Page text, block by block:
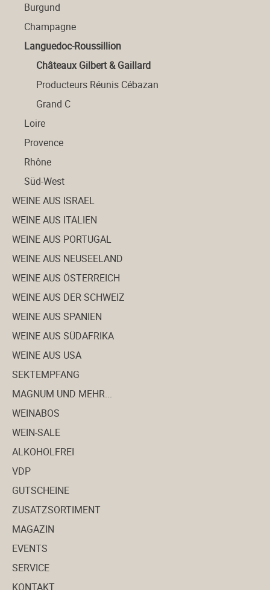
Burgund
Champagne
Languedoc-Roussillion
Châteaux Gilbert & Gaillard
Producteurs Réunis Cébazan
Grand C
Loire
Provence
Rhône
Süd-West
WEINE AUS ISRAEL
WEINE AUS ITALIEN
WEINE AUS PORTUGAL
WEINE AUS NEUSEELAND
WEINE AUS ÖSTERREICH
WEINE AUS DER SCHWEIZ
WEINE AUS SPANIEN
WEINE AUS SÜDAFRIKA
WEINE AUS USA
SEKTEMPFANG
MAGNUM UND MEHR...
WEINABOS
WEIN-SALE
ALKOHOLFREI
VDP
GUTSCHEINE
ZUSATZSORTIMENT
MAGAZIN
EVENTS
SERVICE
KONTAKT